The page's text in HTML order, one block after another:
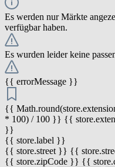
Es werden nur Märkte
verfügbar haben.
Es wurden leider keine
{{ errorMessage }}
{{
* 100) / 100 }} {{
}}
{{ store.label }}
{{ store.street }} {{
{{ store.zipCode }} {{